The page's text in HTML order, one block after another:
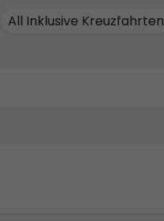
All Inklusive Kreuzfahrten